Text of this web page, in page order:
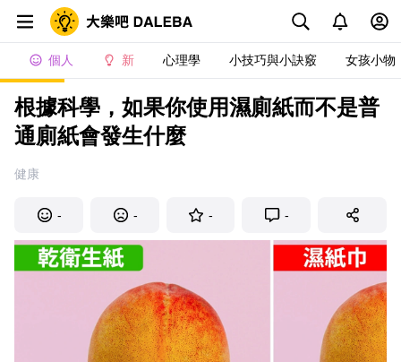
個人 新 心理學 小技巧與小訣竅 女孩小物
根據科學，如果你使用濕廁紙而不是普
通廁紙會發生什麼
健康
- - - -